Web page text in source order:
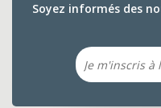
Soyez informés des
Email